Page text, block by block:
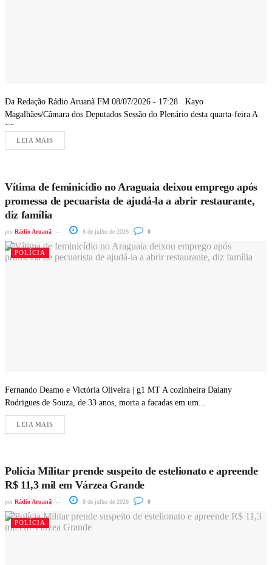
Da Redação Rádio Aruanã FM 08/07/2026 - 17:28 Kayo
Magalhães/Câmara dos Deputados Sessão do Plenário desta quarta-feira A
Câmara...
LEIA MAIS
Vítima de feminicídio no Araguaia deixou emprego após
promessa de pecuarista de ajudá-la a abrir restaurante,
diz família
por Rádio Aruanã 8 de julho de 2026 0
POLÍCIA
Fernando Deamo e Victória Oliveira | g1 MT A cozinheira Daiany
Rodrigues de Souza, de 33 anos, morta a facadas em um...
LEIA MAIS
Polícia Militar prende suspeito de estelionato e apreende
R$ 11,3 mil em Várzea Grande
por Rádio Aruanã 8 de julho de 2026 0
POLÍCIA